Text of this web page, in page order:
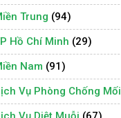
Trung (94)
Hồ Chí Minh (29)
Nam (91)
Vụ Phòng Chống Mối